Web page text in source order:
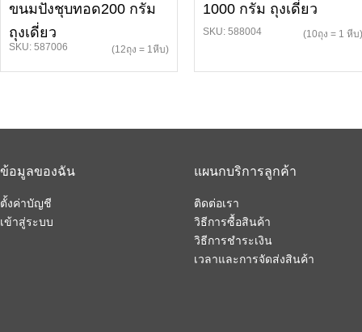
ขนมปังชุบทอด200 กรัม
ถุงเดี่ยว
SKU: 587006 (12ถุง = 1หีบ)
1000 กรัม ถุงเดี่ยว
SKU: 588004 (10ถุง = 1 หีบ)
ข้อมูลของฉัน
ตั้งค่าบัญชี
เข้าสู่ระบบ
แผนกบริการลูกค้า
ติดต่อเรา
วิธีการซื้อสินค้า
วิธีการชำระเงิน
เวลาและการจัดส่งสินค้า